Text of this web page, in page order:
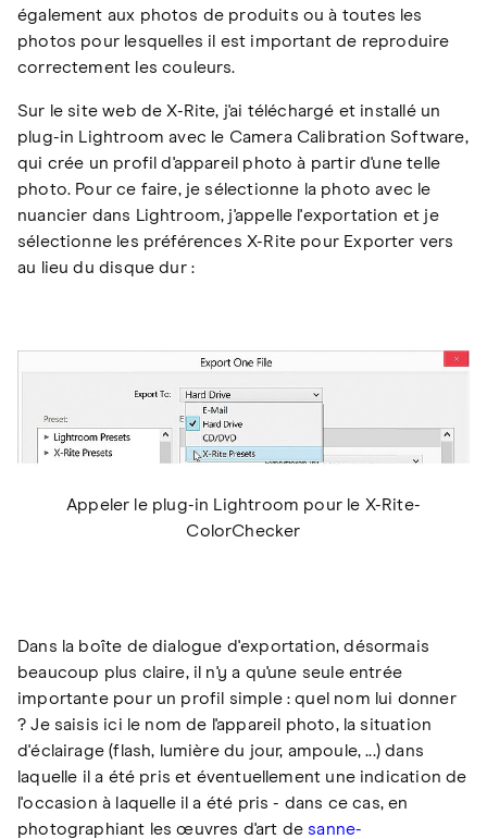
également aux photos de produits ou à toutes les
photos pour lesquelles il est important de reproduire
correctement les couleurs.
Sur le site web de X-Rite, j'ai téléchargé et installé un
plug-in Lightroom avec le Camera Calibration Software,
qui crée un profil d'appareil photo à partir d'une telle
photo. Pour ce faire, je sélectionne la photo avec le
nuancier dans Lightroom, j'appelle l'exportation et je
sélectionne les préférences X-Rite pour Exporter vers
au lieu du disque dur :
Appeler le plug-in Lightroom pour le X-Rite-
ColorChecker
Dans la boîte de dialogue d'exportation, désormais
beaucoup plus claire, il n'y a qu'une seule entrée
importante pour un profil simple : quel nom lui donner
? Je saisis ici le nom de l'appareil photo, la situation
d'éclairage (flash, lumière du jour, ampoule, ...) dans
laquelle il a été pris et éventuellement une indication de
l'occasion à laquelle il a été pris - dans ce cas, en
photographiant les œuvres d'art de sanne-